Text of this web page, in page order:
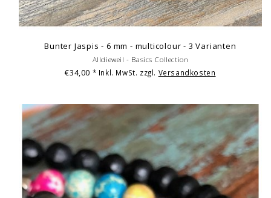
Bunter Jaspis - 6 mm - multicolour - 3 Varianten
Alldieweil - Basics Collection
€34,00 * Inkl. MwSt. zzgl. Versandkosten